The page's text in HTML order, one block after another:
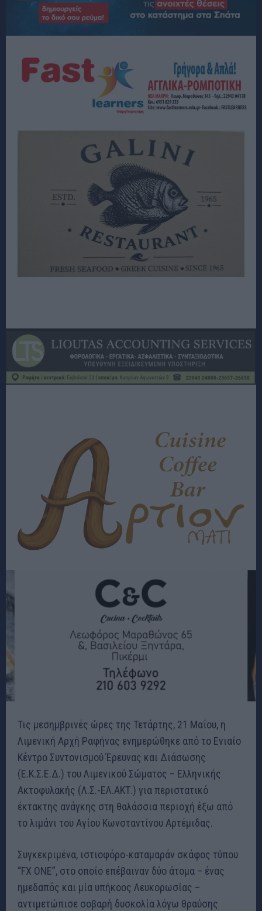
Τις μεσημβρινές ώρες της Τετάρτης, 21 Μαΐου, η
Λιμενική Αρχή Ραφήνας ενημερώθηκε από το Ενιαίο
Κέντρο Συντονισμού Έρευνας και Διάσωσης
(Ε.Κ.Σ.Ε.Δ.) του Λιμενικού Σώματος – Ελληνικής
Ακτοφυλακής (Λ.Σ.-ΕΛ.ΑΚΤ.) για περιστατικό
έκτακτης ανάγκης στη θαλάσσια περιοχή έξω από
το λιμάνι του Αγίου Κωνσταντίνου Αρτέμιδας.
Συγκεκριμένα, ιστιοφόρο-καταμαράν σκάφος τύπου
“FX ONE”, στο οποίο επέβαιναν δύο άτομα – ένας
ημεδαπός και μία υπήκοος Λευκορωσίας –
αντιμετώπισε σοβαρή δυσκολία λόγω θραύσης